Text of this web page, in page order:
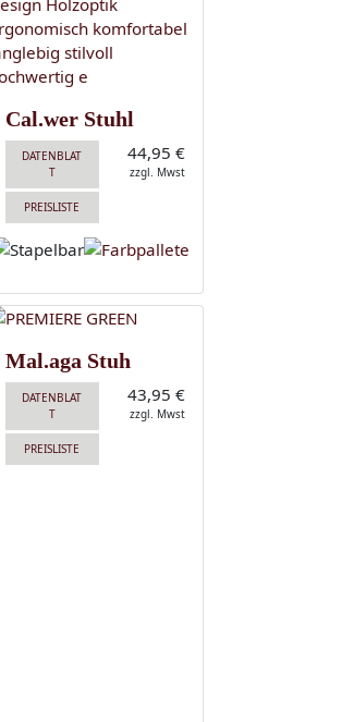
Cal.wer Stuhl
DATENBLAT
T
PREISLISTE
44,95 €
zzgl. Mwst
Mal.aga Stuh
DATENBLAT
T
PREISLISTE
43,95 €
zzgl. Mwst